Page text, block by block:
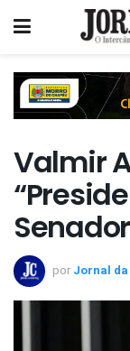
Valmir
por Jornal